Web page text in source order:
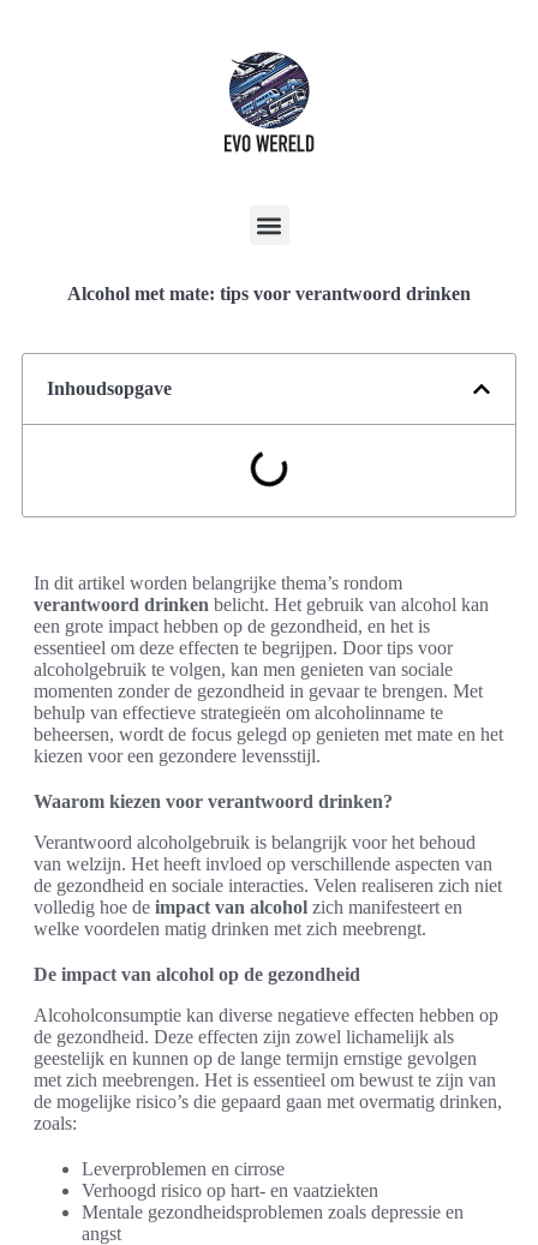
Alcohol met mate: tips voor verantwoord drinken
Inhoudsopgave
In dit artikel worden belangrijke thema’s rondom
verantwoord drinken belicht. Het gebruik van alcohol kan
een grote impact hebben op de gezondheid, en het is
essentieel om deze effecten te begrijpen. Door tips voor
alcoholgebruik te volgen, kan men genieten van sociale
momenten zonder de gezondheid in gevaar te brengen. Met
behulp van effectieve strategieën om alcoholinname te
beheersen, wordt de focus gelegd op genieten met mate en het
kiezen voor een gezondere levensstijl.
Waarom kiezen voor verantwoord drinken?
Verantwoord alcoholgebruik is belangrijk voor het behoud
van welzijn. Het heeft invloed op verschillende aspecten van
de gezondheid en sociale interacties. Velen realiseren zich niet
volledig hoe de impact van alcohol zich manifesteert en
welke voordelen matig drinken met zich meebrengt.
De impact van alcohol op de gezondheid
Alcoholconsumptie kan diverse negatieve effecten hebben op
de gezondheid. Deze effecten zijn zowel lichamelijk als
geestelijk en kunnen op de lange termijn ernstige gevolgen
met zich meebrengen. Het is essentieel om bewust te zijn van
de mogelijke risico’s die gepaard gaan met overmatig drinken,
zoals:
Leverproblemen en cirrose
Verhoogd risico op hart- en vaatziekten
Mentale gezondheidsproblemen zoals depressie en
angst